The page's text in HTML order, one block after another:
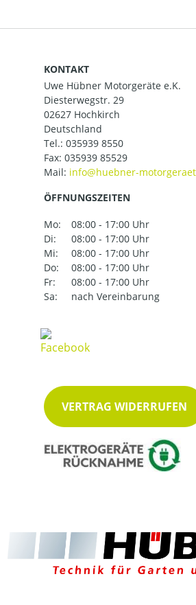
KONTAKT
Uwe Hübner Motorgeräte e.K.
Diesterwegstr. 29
02627 Hochkirch
Deutschland
Tel.: 035939 8550
Fax: 035939 85529
Mail:
ÖFFNUNGSZEITEN
Mo:
08:00 - 17:00 Uhr
Di:
08:00 - 17:00 Uhr
Mi:
08:00 - 17:00 Uhr
Do:
08:00 - 17:00 Uhr
Fr:
08:00 - 17:00 Uhr
Sa:
nach Vereinbarung
VERTRAG WIDERRUFEN